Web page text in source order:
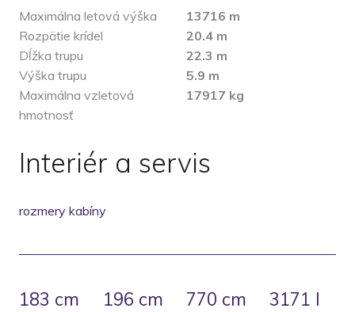
Maximálna letová výška
Rozpätie krídel
Dĺžka trupu
Výška trupu
Maximálna vzletová
hmotnosť
13716 m
20.4 m
22.3 m
5.9 m
17917 kg
Interiér a servis
rozmery kabíny
183 cm 196 cm 770 cm 3171 l